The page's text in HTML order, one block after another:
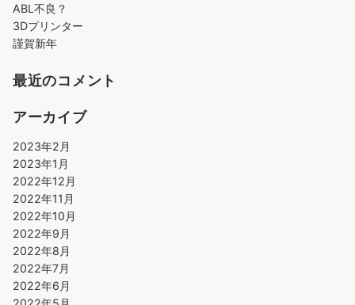
ABL不良？
3Dプリンター
謹賀新年
最近のコメント
アーカイブ
2023年2月
2023年1月
2022年12月
2022年11月
2022年10月
2022年9月
2022年8月
2022年7月
2022年6月